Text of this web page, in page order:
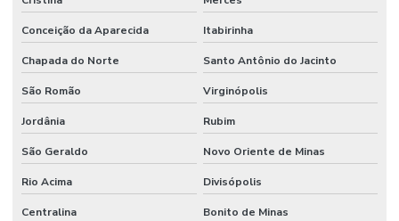
Conceição da Aparecida Itabirinha
Chapada do Norte Santo Antônio do Jacinto
São Romão Virginópolis
Jordânia Rubim
São Geraldo Novo Oriente de Minas
Rio Acima Divisópolis
Centralina Bonito de Minas